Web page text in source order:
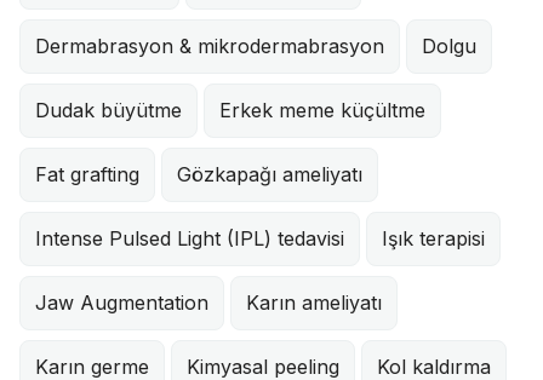
Dermabrasyon & mikrodermabrasyon Dolgu
Dudak büyütme Erkek meme küçültme
Fat grafting Gözkapağı ameliyatı
Intense Pulsed Light (IPL) tedavisi Işık terapisi
Jaw Augmentation Karın ameliyatı
Karın germe Kimyasal peeling Kol kaldırma